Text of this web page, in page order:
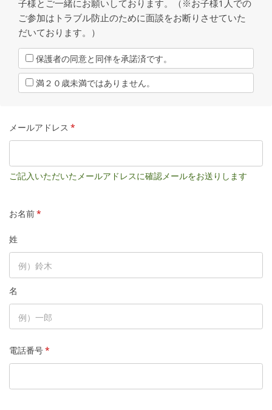
子様とご一緒にお願いしております。（※お子様1人での
ご参加はトラブル防止のために面談をお断りさせていた
だいております。）
保護者の同意と同伴を承諾済です。
満２０歳未満ではありません。
メールアドレス *
ご記入いただいたメールアドレスに確認メールをお送りします
お名前*
姓
名
電話番号*